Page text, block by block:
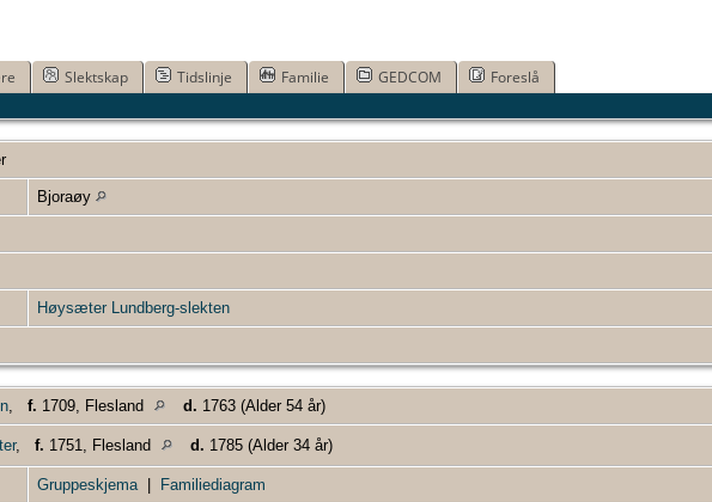
Slektskap Tidslinje Familie GEDCOM Foreslå
Bjoraøy
Høysæter Lundberg-slekten
, f. 1709, Flesland d. 1763 (Alder 54 år)
, f. 1751, Flesland d. 1785 (Alder 34 år)
Gruppeskjema| Familiediagram